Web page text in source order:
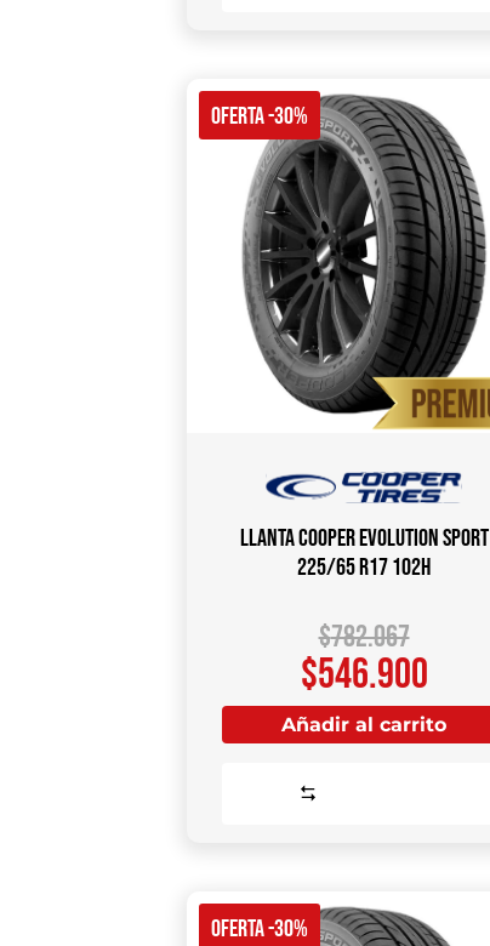
OFERTA -30%
Llanta COOPER Evolution Sport
225/65 R17 102H
$782.067
$546.900
Añadir al carrito
OFERTA -30%